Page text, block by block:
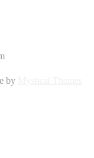
by